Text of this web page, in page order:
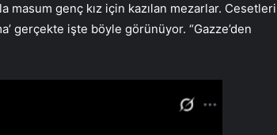
masum genç kız için kazılan mezarlar. Cesetleri
gerçekte işte böyle görünüyor. “Gazze’den